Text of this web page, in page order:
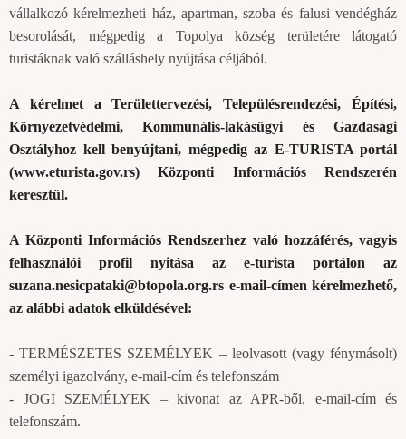
vállalkozó kérelmezheti ház, apartman, szoba és falusi vendégház
besorolását, mégpedig a Topolya község területére látogató
turistáknak való szálláshely nyújtása céljából.
A kérelmet a Területtervezési, Településrendezési, Építési,
Környezetvédelmi, Kommunális-lakásügyi és Gazdasági
Osztályhoz kell benyújtani, mégpedig az E-TURISTA portál
(www.eturista.gov.rs) Központi Információs Rendszerén
keresztül.
A Központi Információs Rendszerhez való hozzáférés, vagyis
felhasználói profil nyitása az e-turista portálon az
suzana.nesicpataki@btopola.org.rs e-mail-címen kérelmezhető,
az alábbi adatok elküldésével:
- TERMÉSZETES SZEMÉLYEK – leolvasott (vagy fénymásolt)
személyi igazolvány, e-mail-cím és telefonszám
- JOGI SZEMÉLYEK – kivonat az APR-ből, e-mail-cím és
telefonszám.